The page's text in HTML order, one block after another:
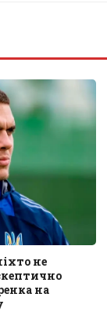
не
на